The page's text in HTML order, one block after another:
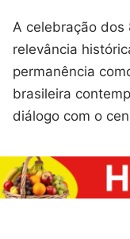
A celebração dos
relevância
permanência
brasileira
diálogo com o